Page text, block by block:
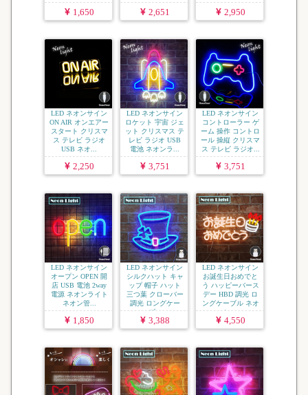
1,650 2,651 2,950
LED ネオンサイン
ON AIR オンエアー
スタート クリスマ
ス テレビ ラジオ
USB ネオ...
2,250
LED ネオンサイン
ロケット 宇宙 ジェ
ット クリスマス テ
レビ ラジオ USB
電池 ネオンラ...
3,751
LED ネオンサイン
コントローラー ゲ
ーム 操作 コントロ
ール 操縦 クリスマ
ス テレビ ラジオ...
3,751
LED ネオンサイン
オープン OPEN 開
店 USB 電池 2way
電源 ネオンライト
ネオン管...
1,850
LED ネオンサイン
シルクハット キャ
ップ 帽子 ハット
三つ葉 クローバー
調光 ロングケー
ブ...
3,388
LED ネオンサイン
お誕生日おめでと
う ハッピーバース
デー HBD 調光 ロ
ングケーブル ネオ
ン...
4,550